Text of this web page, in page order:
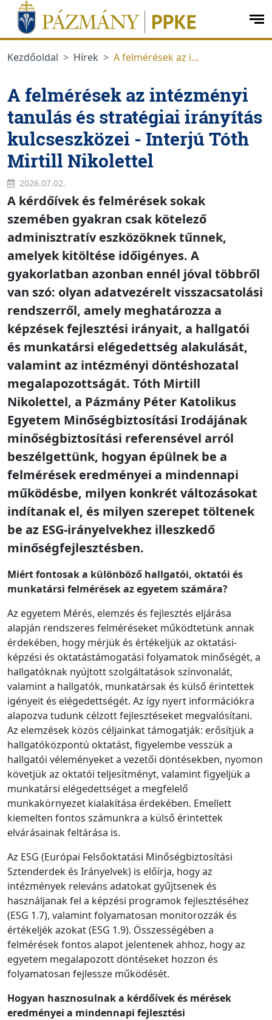
Ugrás a menüre
Ugrás a tartalomra
Kezdőoldal
Hírek A felmérések az i...
A felmérések az intézményi
tanulás és stratégiai irányítás
kulcseszközei - Interjú Tóth
Mirtill Nikolettel
2026.07.02.
A kérdőívek és felmérések sokak
szemében gyakran csak kötelező
adminisztratív eszközöknek tűnnek,
amelyek kitöltése időigényes. A
gyakorlatban azonban ennél jóval többről
van szó: olyan adatvezérelt visszacsatolási
rendszerről, amely meghatározza a
képzések fejlesztési irányait, a hallgatói
és munkatársi elégedettség alakulását,
valamint az intézményi döntéshozatal
megalapozottságát. Tóth Mirtill
Nikolettel, a Pázmány Péter Katolikus
Egyetem Minőségbiztosítási Irodájának
minőségbiztosítási referensével arról
beszélgettünk, hogyan épülnek be a
felmérések eredményei a mindennapi
működésbe, milyen konkrét változásokat
indítanak el, és milyen szerepet töltenek
be az ESG-irányelvekhez illeszkedő
minőségfejlesztésben.
Miért fontosak a különböző hallgatói, oktatói és
munkatársi felmérések az egyetem számára?
Az egyetem Mérés, elemzés és fejlesztés eljárása
alapján rendszeres felméréseket működtetünk annak
érdekében, hogy mérjük és értékeljük az oktatási-
képzési és oktatástámogatási folyamatok minőségét, a
hallgatóknak nyújtott szolgáltatások színvonalát,
valamint a hallgatók, munkatársak és külső érintettek
igényeit és elégedettségét. Az így nyert információkra
alapozva tudunk célzott fejlesztéseket megvalósítani.
Az elemzések közös céljainkat támogatják: erősítjük a
hallgatóközpontú oktatást, figyelembe vesszük a
hallgatói véleményeket a vezetői döntésekben, nyomon
követjük az oktatói teljesítményt, valamint figyeljük a
munkatársi elégedettséget a megfelelő
munkakörnyezet kialakítása érdekében. Emellett
kiemelten fontos számunkra a külső érintettek
elvárásainak feltárása is.
Az ESG (Európai Felsőoktatási Minőségbiztosítási
Sztenderdek és Irányelvek) is előírja, hogy az
intézmények releváns adatokat gyűjtsenek és
használjanak fel a képzési programok fejlesztéséhez
(ESG 1.7), valamint folyamatosan monitorozzák és
értékeljék azokat (ESG 1.9). Összességében a
felmérések fontos alapot jelentenek ahhoz, hogy az
egyetem megalapozott döntéseket hozzon és
folyamatosan fejlessze működését.
Hogyan hasznosulnak a kérdőívek és mérések
eredményei a mindennapi fejlesztési